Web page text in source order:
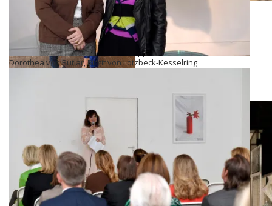
Kristina Tröger, Dr. Sonja Lechner
Brigit von Lotzbeck-Kesselring, Philipp Broichmann
Dorothea von Butlar, Birgit von Lotzbeck-Kesselring